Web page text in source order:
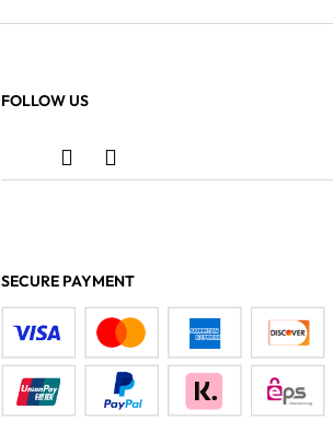
FOLLOW US
SECURE PAYMENT